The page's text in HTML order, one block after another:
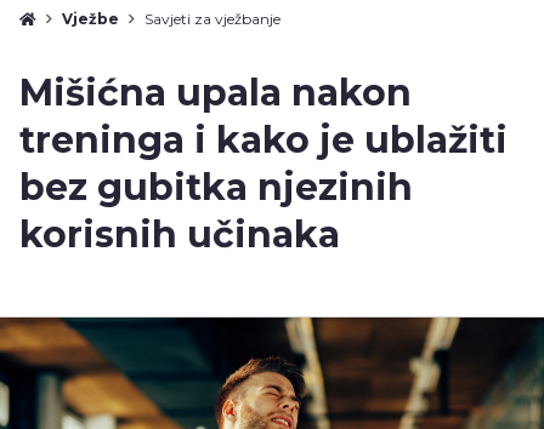
Vježbe Savjeti za vježbanje
Mišićna upala nakon
treninga i kako je ublažiti
bez gubitka njezinih
korisnih učinaka